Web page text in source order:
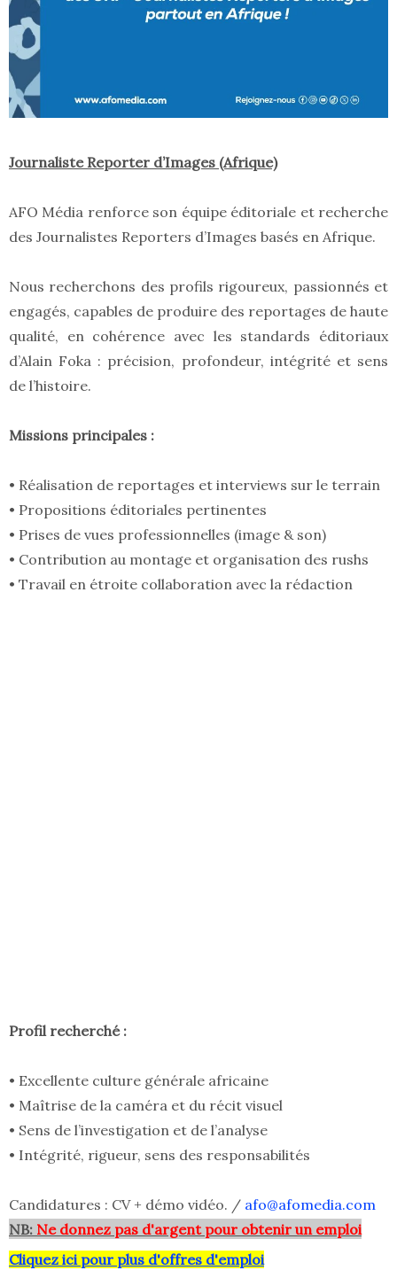
Journaliste Reporter d’Images (Afrique)
AFO Média renforce son équipe éditoriale et recherche
des Journalistes Reporters d’Images basés en Afrique.
Nous recherchons des profils rigoureux, passionnés et
engagés, capables de produire des reportages de haute
qualité, en cohérence avec les standards éditoriaux
d’Alain Foka : précision, profondeur, intégrité et sens
de l’histoire.
Missions principales :
• Réalisation de reportages et interviews sur le terrain
• Propositions éditoriales pertinentes
• Prises de vues professionnelles (image & son)
• Contribution au montage et organisation des rushs
• Travail en étroite collaboration avec la rédaction
Profil recherché :
• Excellente culture générale africaine
• Maîtrise de la caméra et du récit visuel
• Sens de l’investigation et de l’analyse
• Intégrité, rigueur, sens des responsabilités
Candidatures : CV + démo vidéo. / afo@afomedia.com
NB: Ne donnez pas d'argent pour obtenir un emploi
Cliquez ici pour plus d'offres d'emploi